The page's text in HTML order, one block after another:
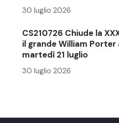
30 luglio 2026
CS210726 Chiude la
il grande William Porter
martedì 21 luglio
30 luglio 2026